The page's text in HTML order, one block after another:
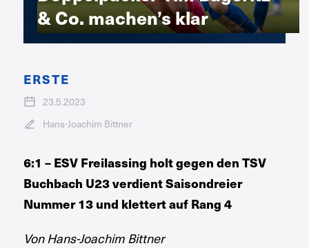
& Co. machen’s klar
ERSTE
23.5.2023
Hans-Joachim Bittner
6:1 – ESV Freilassing holt gegen den TSV
Buchbach U23 verdient Saisondreier
Nummer 13 und klettert auf Rang 4
Von Hans-Joachim Bittner